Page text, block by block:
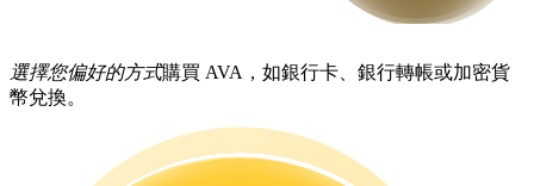
使您的資產穩定增值
選擇您偏好的方式購買 AVA，如銀行卡、銀行轉帳或加密貨
幣兌換。